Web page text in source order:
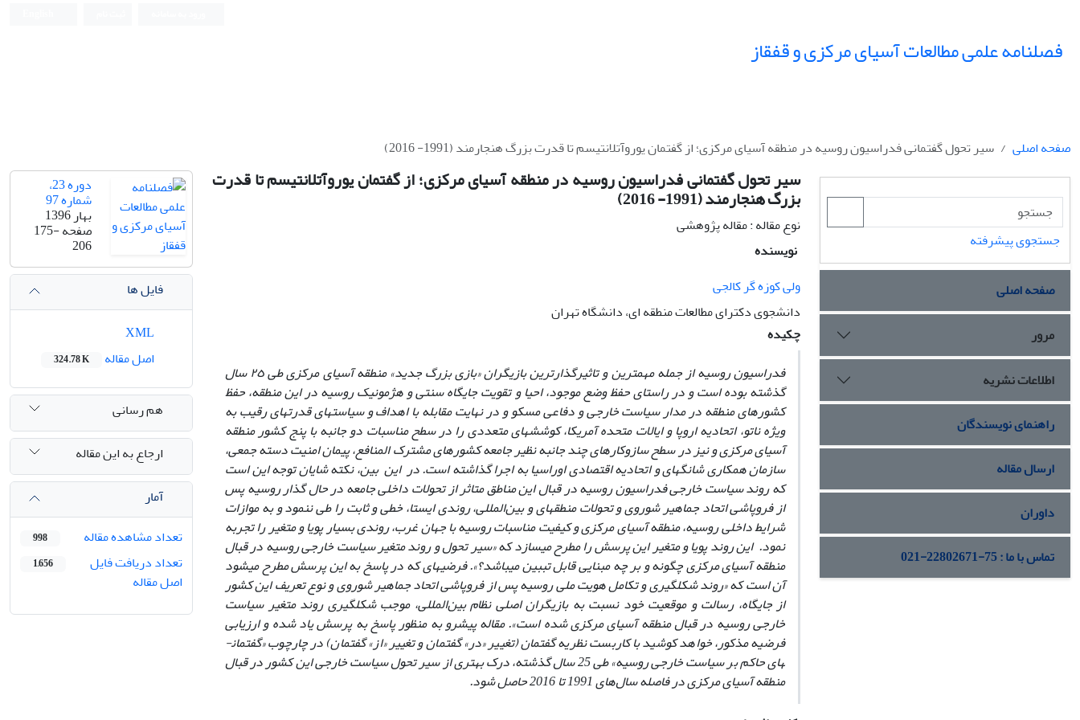
فصلنامه علمی مطالعات آسیای مرکزی و قفقاز
صفحه اصلی سیر تحول گفتمانی فدراسیون روسیه در منطقه آسیای مرکزی؛ از گفتمان یوروآتلانتیسم تا قدرت بزرگ هنجارمند (1991- 2016)
سیر تحول گفتمانی فدراسیون روسیه در منطقه آسیای مرکزی؛ از گفتمان یوروآتلانتیسم تا قدرت
بزرگ هنجارمند (1991- 2016)
نوع مقاله : مقاله پژوهشی
نویسنده
ولی کوزه گر کالجی
دانشجوی دکترای مطالعات منطقه ای، دانشگاه تهران
چکیده
فدراسیون روسیه از جمله مهم­ترین و تاثیرگذارترین بازیگران «بازی بزرگ جدید» منطقه آسیای مرکزی طی ٢٥ سال
گذشته بوده است و در راستای حفظ وضع موجود، احیا و تقویت جایگاه سنتی و هژمونیک روسیه در این منطقه، حفظ
کشورهای منطقه در مدار سیاست خارجی و دفاعی مسکو و در نهایت مقابله با اهداف و سیاست­های قدرت­های رقیب به
ویژه ناتو، اتحادیه اروپا و ایالات متحده آمریکا، کوشش­های متعددی را در سطح مناسبات دو جانبه با پنج کشور منطقه
آسیای مرکزی و نیز در سطح ساز‌و‌کار­های چند جانبه نظیر جامعه کشورهای مشترک المنافع، پیمان امنیت دسته جمعی،
سازمان همکاری شانگهای و اتحادیه اقتصادی اوراسیا به اجرا گذاشته است. در این بین، نکته شایان توجه این است
که روند سیاست خارجی فدراسیون روسیه در قبال این مناطق متاثر از تحولات داخلی جامعه در حال گذار روسیه پس
از فروپاشی اتحاد جماهیر شوروی و تحولات منطقه­ای و بین‌المللی، روندی ایستا، خطی و ثابت را طی ننمود و به موازات
شرایط داخلی روسیه، منطقه آسیای مرکزی و کیفیت مناسبات روسیه با جهان غرب، روندی بسیار پویا و متغیر را تجربه
نمود. این روند پویا و متغیر این پرسش را مطرح می­سازد که «سیر تحول و روند متغیر سیاست خارجی روسیه در قبال
منطقه آسیای مرکزی چگونه و بر چه مبنایی قابل تببین می­باشد؟». فرضیه­ای که در پاسخ به این پرسش مطرح می­شود
آن است که «روند شکل­گیری و تکامل هویت ملی روسیه پس از فروپاشی اتحاد جماهیر شوروی و نوع تعریف این کشور
از جایگاه، رسالت و موقعیت خود نسبت به بازیگران اصلی نظام بین‌المللی، موجب شکل­گیری روند متغیر سیاست
خارجی روسیه در قبال منطقه آسیای مرکزی شده است». مقاله پیش­رو به منظور پاسخ به پرسش­ یاد شده و ارزیابی
فرضیه مذکور، خواهد کوشید با کاربست نظریه گفتمان (تغییر «در» گفتمان و تغییر «از» گفتمان) در چارچوب «گفتمان­
های حاکم بر سیاست خارجی روسیه» طی 25 سال گذشته، درک بهتری از سیر تحول سیاست خارجی این کشور در قبال
منطقه آسیای مرکزی در فاصله سال‌های 1991 تا 2016 حاصل شود.
دوره 23،
شماره 97
بهار 1396
صفحه175-
206
فایل ها
اصل مقاله
324.78 K
هم رسانی
ارجاع به این مقاله
آمار
تعداد مشاهده مقاله
998
تعداد دریافت فایل
اصل مقاله
1,656
جستجوی پیشرفته
صفحه اصلی
مرور
اطلاعات نشریه
راهنمای نویسندگان
ارسال مقاله
داوران
تماس با ما : 75-22802671-021